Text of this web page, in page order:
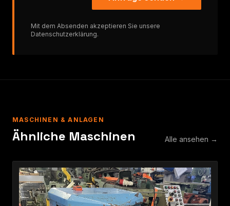
Mit dem Absenden akzeptieren Sie unsere
Datenschutzerklärung.
MASCHINEN & ANLAGEN
Ähnliche Maschinen Alle ansehen →